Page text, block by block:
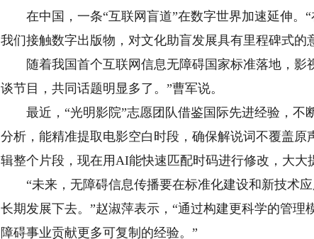
在中国，一条“互联网盲道”在数字世界加速延伸。“
我们接触数字出版物，对文化助盲发展具有里程碑式的
随着我国首个互联网信息无障碍国家标准落地，影
谈节目，共同话题明显多了。”曹军说。
最近，“光明影院”志愿团队借鉴国际先进经验，不
分析，能精准提取电影空白时段，确保解说词不覆盖
辑整个片段，现在用AI能快速匹配时码进行修改，大大
“未来，无障碍信息传播要在标准化建设和新技术应
长期发展下去。”赵淑萍表示，“通过构建更科学的管
障碍事业贡献更多可复制的经验。”